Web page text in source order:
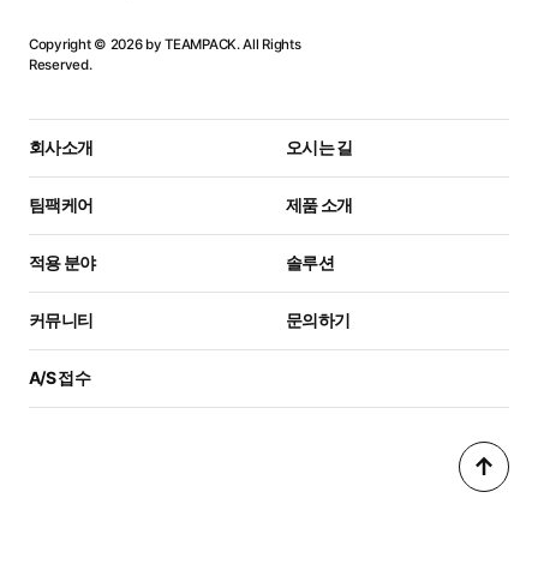
Copyright © 2026 by TEAMPACK. All Rights
Reserved.
회사소개 오시는 길
팀팩케어 제품 소개
적용 분야 솔루션
커뮤니티 문의하기
A/S 접수
↑